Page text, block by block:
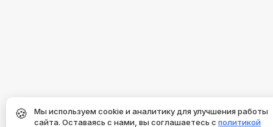
🍪
Мы используем cookie и аналитику для улучшения работы
сайта. Оставаясь с нами, вы соглашаетесь с политикой